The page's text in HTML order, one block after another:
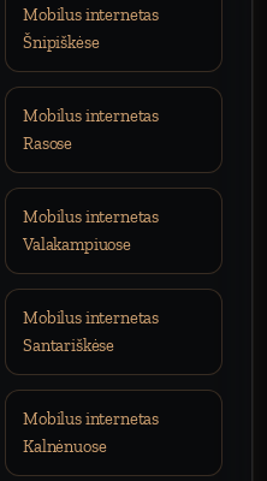
Mobilus internetas
Šnipiškėse
Mobilus internetas
Rasose
Mobilus internetas
Valakampiuose
Mobilus internetas
Santariškėse
Mobilus internetas
Kalnėnuose